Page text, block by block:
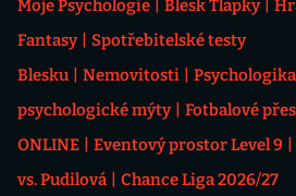
Moje Psychologie Blesk Tlapky
Fantasy
Spotřebitelské testy
Blesku
Nemovitosti
psychologické mýty
Fotbalové
ONLINE
Eventový prostor Level 9
vs. Pudilová
Chance Liga 2026/27